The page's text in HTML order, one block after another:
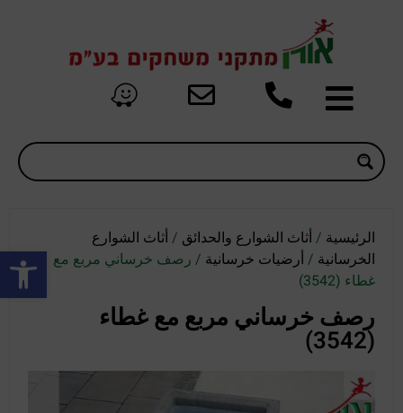
الرئيسية /أثاث الشوارع والحدائق /أثاث الشوارع
الخرسانية /أرضيات خرسانية / رصف خرساني مربع مع
غطاء (3542)
رصف خرساني مربع مع غطاء
(3542)